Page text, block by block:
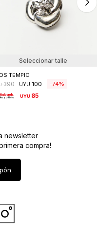
Seleccionar talle
TEMPIO
390 UYU 100 74
UYU 85
newsletter
compra!
